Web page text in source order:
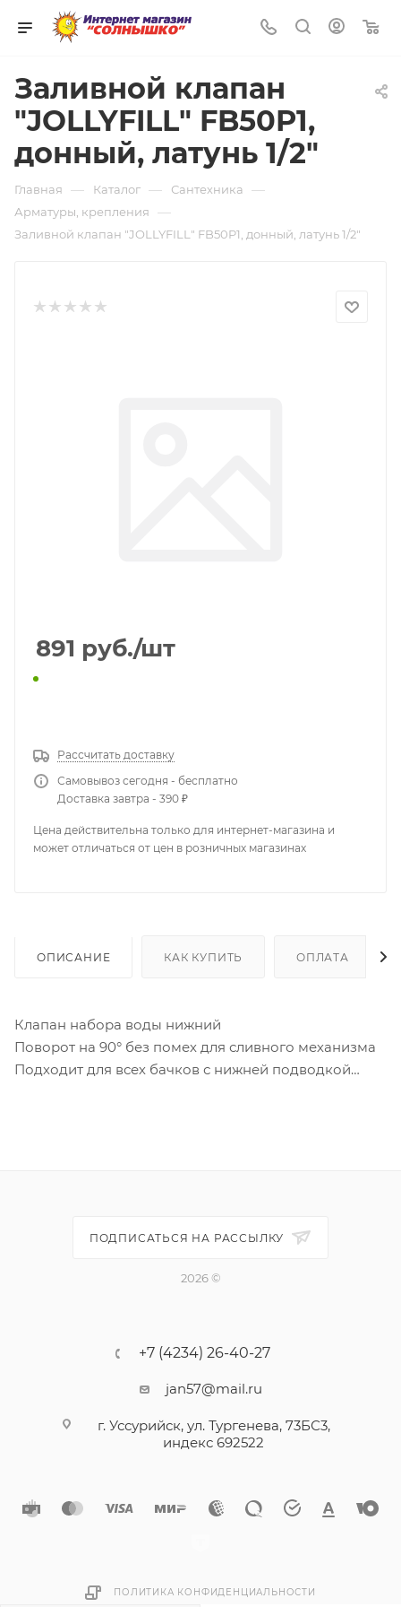
Заливной клапан
"JOLLYFILL" FB50P1,
донный, латунь 1/2"
Главная — Каталог — Сантехника —
Арматуры, крепления —
Заливной клапан "JOLLYFILL" FB50P1, донный, латунь 1/2"
891 руб./шт
Рассчитать доставку
Самовывоз сегодня - бесплатно
Доставка завтра - 390 ₽
Цена действительна только для интернет-магазина и
может отличаться от цен в розничных магазинах
ОПИСАНИЕ КАК КУПИТЬ ОПЛАТА
Клапан набора воды нижний
Поворот на 90° без помех для сливного механизма
Подходит для всех бачков с нижней подводкой
ПОДПИСАТЬСЯ НА РАССЫЛКУ
2026 ©
+7 (4234) 26-40-27
jan57@mail.ru
г. Уссурийск, ул. Тургенева, 73БС3,
индекс 692522
ПОЛИТИКА КОНФИДЕНЦИАЛЬНОСТИ